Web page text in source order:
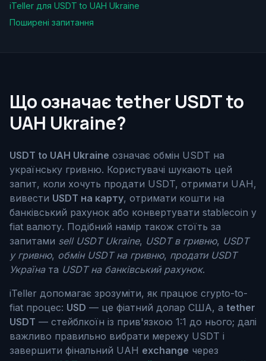
iTeller для USDT to UAH Ukraine
Поширені запитання
Що означає tether USDT to
UAH Ukraine?
USDT to UAH Ukraine означає обмін USDT на
українську гривню. Користувачі шукають цей
запит, коли хочуть продати USDT, отримати UAH,
вивести USDT на карту, отримати кошти на
банківський рахунок або конвертувати stablecoin у
fiat валюту. Подібний намір також стоїть за
запитами sell USDT Ukraine, USDT в гривню, USDT
у гривню, обмін USDT на гривню, продати USDT
Україната USDT на банківський рахунок.
iTeller допомагає зрозуміти, як працює crypto-to-
fiat процес: USD — це фіатний долар США, а tether
USDT — стейблкоїн із прив'язкою 1:1 до нього; далі
важливо правильно вибрати мережу USDT і
завершити фінальний UAH exchange через